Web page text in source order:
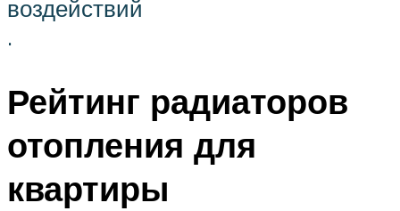
воздействий
.
Рейтинг радиаторов
отопления для
квартиры